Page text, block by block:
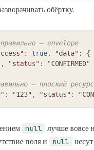
обёртку.
— envelope
: true, "data" : {
, "status" : "CONFIRMED"
— плоский ресурс
: "123" , "status" :
null
лучше вовсе
поля и
null